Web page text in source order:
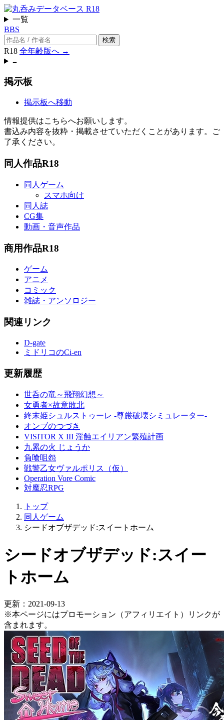
一覧
BBS
検索
R18 全年齢版へ →
≡
掲示板
掲示板へ移動
情報提供はこちらへお願いします。
書込み内容を抜粋・掲載させていただくことがあります。ご
了承ください。
同人作品R18
同人ゲーム
スマホ向け
同人誌
CG集
動画・音声作品
商用作品R18
ゲーム
アニメ
コミック
雑誌・アンソロジー
関連リンク
D-gate
ミドリコのCi-en
更新履歴
世呑の竜～飛翔幻想～
女勇者×故意敗北
終末姫シュルストゥーレ -尊厳破壊シミュレーター-
オンブのつづき
VISITOR X III 淫蝕エイリアン繁殖計画
九累の火 じょうか
負喰咀怨
戦警乙女ヴァルポリス（仮）
Operation Vore Comic
対魔忍RPG
トップ
同人ゲーム
シードオブザデッド:スイートホーム
シードオブザデッド:スイー
トホーム
更新：2021-09-13
※本ページにはプロモーション（アフィリエイト）リンクが
含まれます。